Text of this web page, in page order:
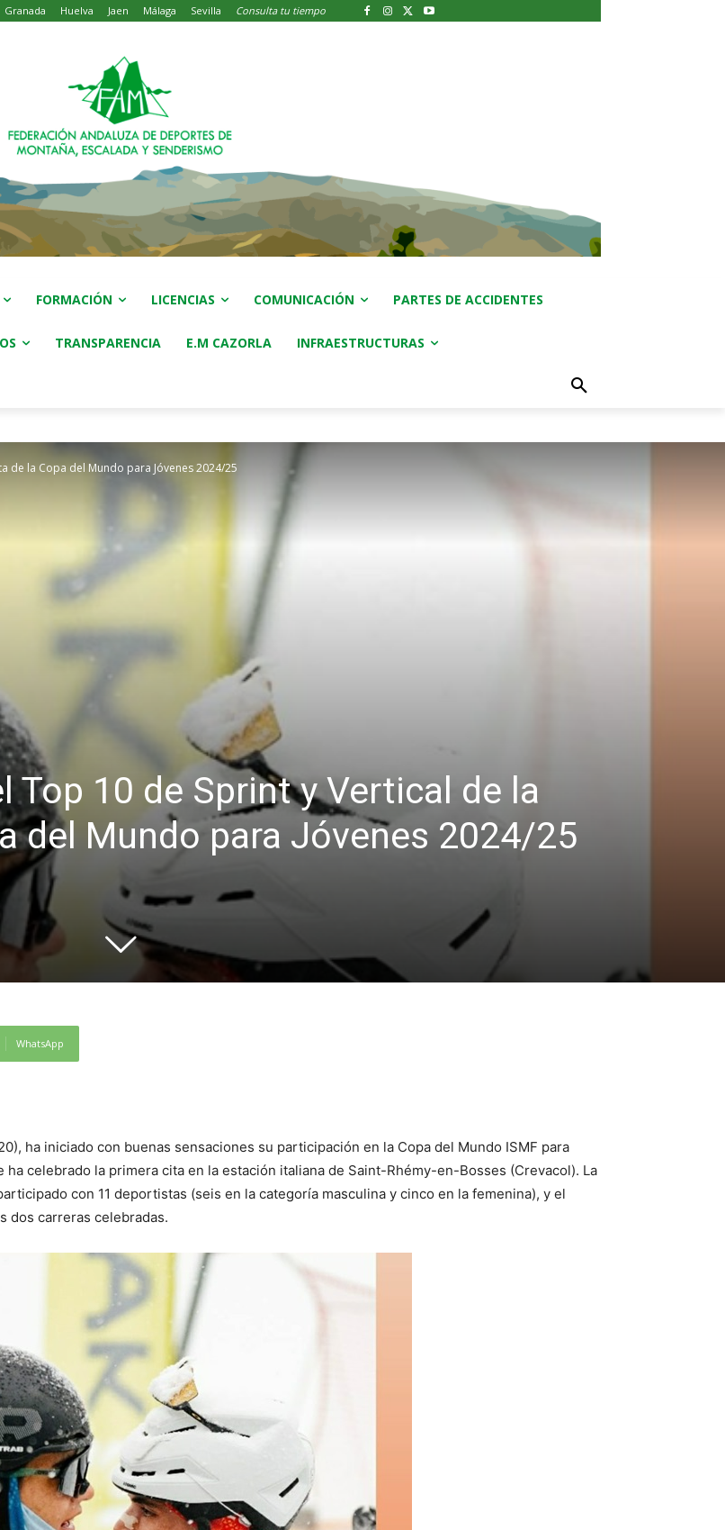
Granada Huelva Jaen Málaga Sevilla Consulta tu tiempo
FORMACIÓN LICENCIAS COMUNICACIÓN PARTES DE ACCIDENTES
TRANSPARENCIA E.M CAZORLA INFRAESTRUCTURAS
de la Copa del Mundo para Jóvenes 2024/25
Top 10 de Sprint y Vertical de la
del Mundo para Jóvenes 2024/25
WhatsApp
ha iniciado con buenas sensaciones su participación en la Copa del Mundo ISMF para
celebrado la primera cita en la estación italiana de Saint-Rhémy-en-Bosses (Crevacol). La
con 11 deportistas (seis en la categoría masculina y cinco en la femenina), y el
dos carreras celebradas.